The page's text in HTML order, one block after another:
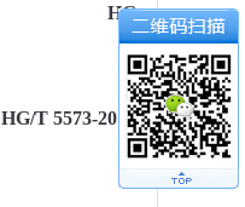
HG
HG/T 5573-2019